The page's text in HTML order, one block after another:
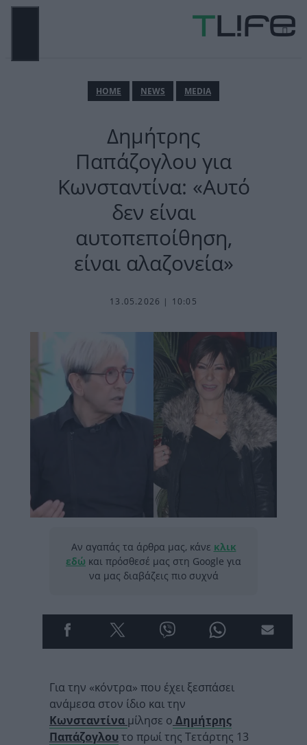
Μετάβαση
ΗΟΜΕ NEWS MEDIA
Δημήτρης
Παπάζογλου για
Κωνσταντίνα: «Αυτό
δεν είναι
αυτοπεποίθηση,
είναι αλαζονεία»
13.05.2026 | 10:05
Αν αγαπάς τα άρθρα μας, κάνε κλικ
εδώ και πρόσθεσέ μας στη Google για
να μας διαβάζεις πιο συχνά
Για την «κόντρα» που έχει ξεσπάσει
ανάμεσα στον ίδιο και την
Κωνσταντίνα μίλησε ο Δημήτρης
Παπάζογλουτο πρωί της Τετάρτης 13